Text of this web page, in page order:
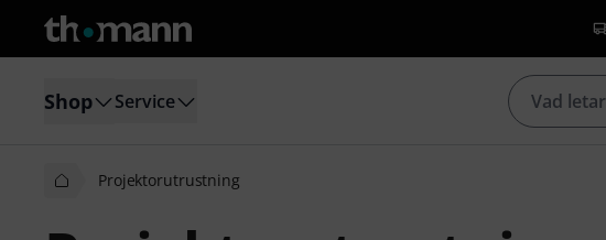
Shop Service
Projektorutrustning